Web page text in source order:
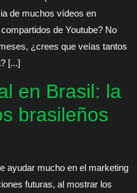
de muchos vídeos en
de Youtube? No
¿crees que veías tantos
[...]
en Brasil: la
brasileños
ayudar mucho en el marketing
futuras, al mostrar los